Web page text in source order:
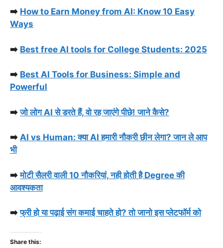
➡️ How to Earn Money from AI: Know 10 Easy
Ways
➡️ Best free AI tools for College Students: 2025
➡️ Best AI Tools for Business: Simple and
Powerful
➡️जो लोग AI से डरते हैं, वो रह जाएंगे पीछे! जाने कैसे?
➡️ AI vs Human: क्या AI हमारी नौकरी छीन लेगा? जान ले आप
भी
➡️मोटी सैलरी वाली 10 नौकरियां, नही होती है Degree की
आवश्यकता
➡️फ्री हो या पढ़ाई संग कमाई चाहते हो? तो जानो इस प्लेटफॉर्म को
Share this: